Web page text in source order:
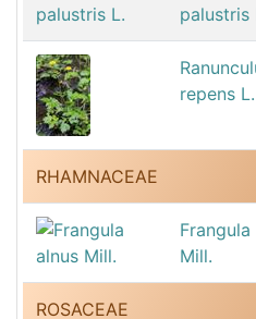
palustris
repens L.
RHAMNACEAE
Frangula
Mill.
ROSACEAE